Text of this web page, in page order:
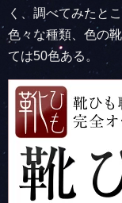
く、調べてみたと
色々な種類、色の
ては50色ある。